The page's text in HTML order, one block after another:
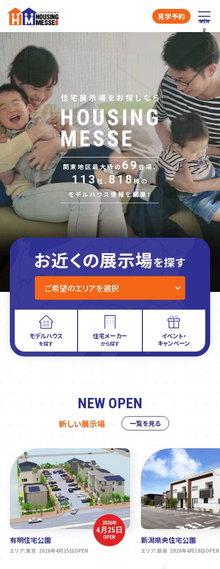
見学予約
関東地区最大級の69会場、
113社、 818棟の
モデルハウス情報を網羅！
モデルハウス
を探す
住宅メーカー
から探す
イベント・
キャンペーン
NEW OPEN
新しい展示場 一覧を見る
2026年
4月25日
OPEN
有明住宅公園
エリア：東京 2026年4月25日OPEN
新潟県央住宅公園
エリア：新潟 2026年4月18日OPEN